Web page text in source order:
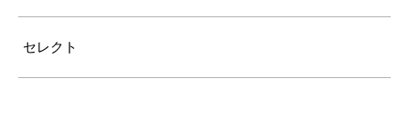
セレクト